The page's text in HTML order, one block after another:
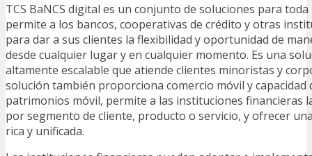
TCS BaNCS digital es un conjunto de soluciones para
permite a los bancos, cooperativas de crédito y otras
para dar a sus clientes la flexibilidad y oportunidad de
desde cualquier lugar y en cualquier momento. Es una
altamente escalable que atiende clientes minoristas y
solución también proporciona comercio móvil y capacidad
patrimonios móvil, permite a las instituciones financieras
por segmento de cliente, producto o servicio, y ofrecer
rica y unificada.